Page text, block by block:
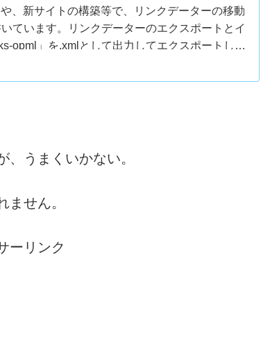
、新サイトの構築等で、リンクデーターの移動
ています。リンクデーターのエクスポートとイ
opml」を.xmlとして出力してエクスポートし、
うまくいかない。
せん。
ーリンク